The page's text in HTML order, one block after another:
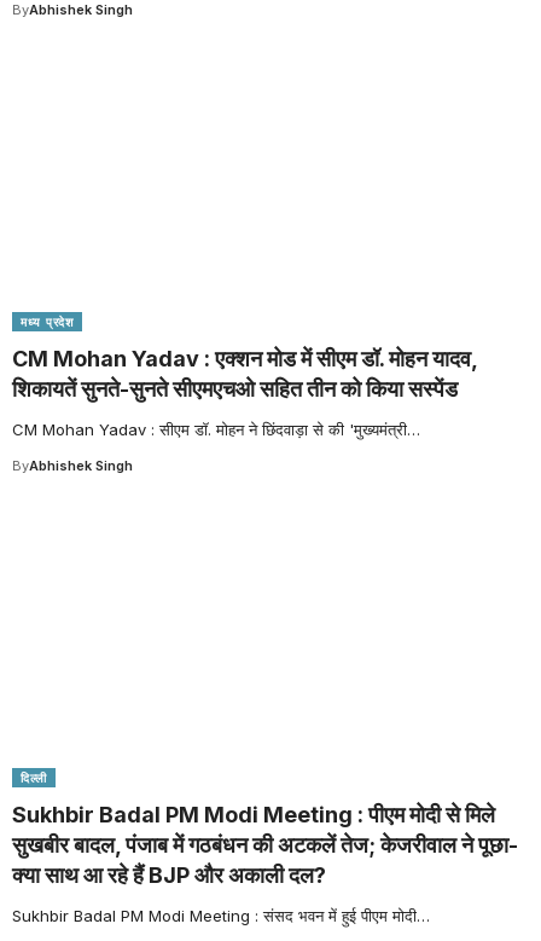
ByAbhishek Singh
मध्य प्रदेश
CM Mohan Yadav : एक्शन मोड में सीएम डॉ. मोहन यादव,
शिकायतें सुनते-सुनते सीएमएचओ सहित तीन को किया सस्पेंड
CM Mohan Yadav : सीएम डॉ. मोहन ने छिंदवाड़ा से की 'मुख्यमंत्री…
ByAbhishek Singh
दिल्ली
Sukhbir Badal PM Modi Meeting : पीएम मोदी से मिले
सुखबीर बादल, पंजाब में गठबंधन की अटकलें तेज; केजरीवाल ने पूछा-
क्या साथ आ रहे हैं BJP और अकाली दल?
Sukhbir Badal PM Modi Meeting : संसद भवन में हुई पीएम मोदी…